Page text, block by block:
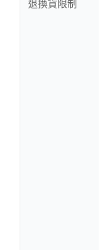
退換貨限制